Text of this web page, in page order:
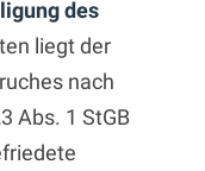
des
liegt der
nach
Abs. 1 StGB